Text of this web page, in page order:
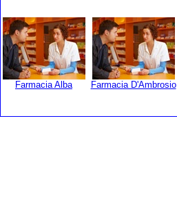
Farmacia Alba Farmacia D'Ambrosio